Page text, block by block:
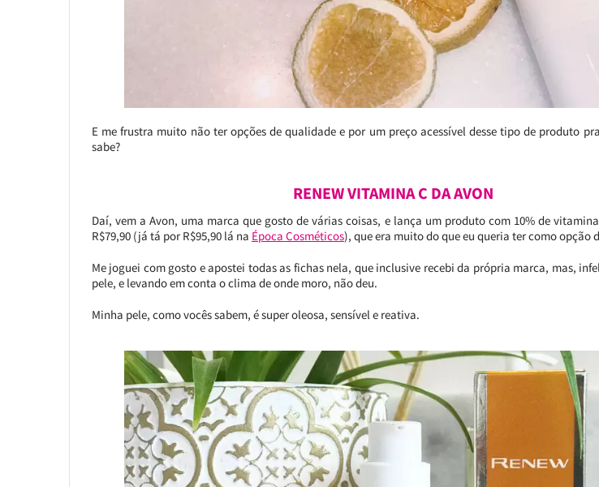
E me frustra muito não ter opções de qualidade e por um preço acessível desse tipo de produto
sabe?
RENEW VITAMINA C DA AVON
Daí, vem a Avon, uma marca que gosto de várias coisas, e lança um produto com 10% de
R$79,90 (já tá por R$95,90 lá na Época Cosméticos), que era muito do que eu queria ter como opção
Me joguei com gosto e apostei todas as fichas nela, que inclusive recebi da própria marca, mas,
pele, e levando em conta o clima de onde moro, não deu.
Minha pele, como vocês sabem, é super oleosa, sensível e reativa.